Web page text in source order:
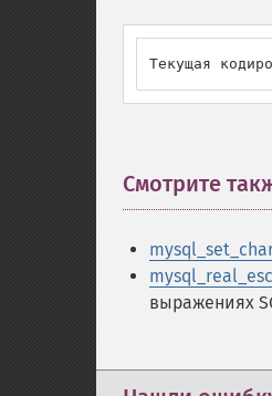
Текущая
Смотрите
выражениях